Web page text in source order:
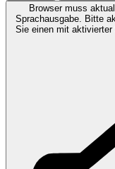
Browser muss
Sprachausgabe. Bitte
Sie einen mit aktivierter